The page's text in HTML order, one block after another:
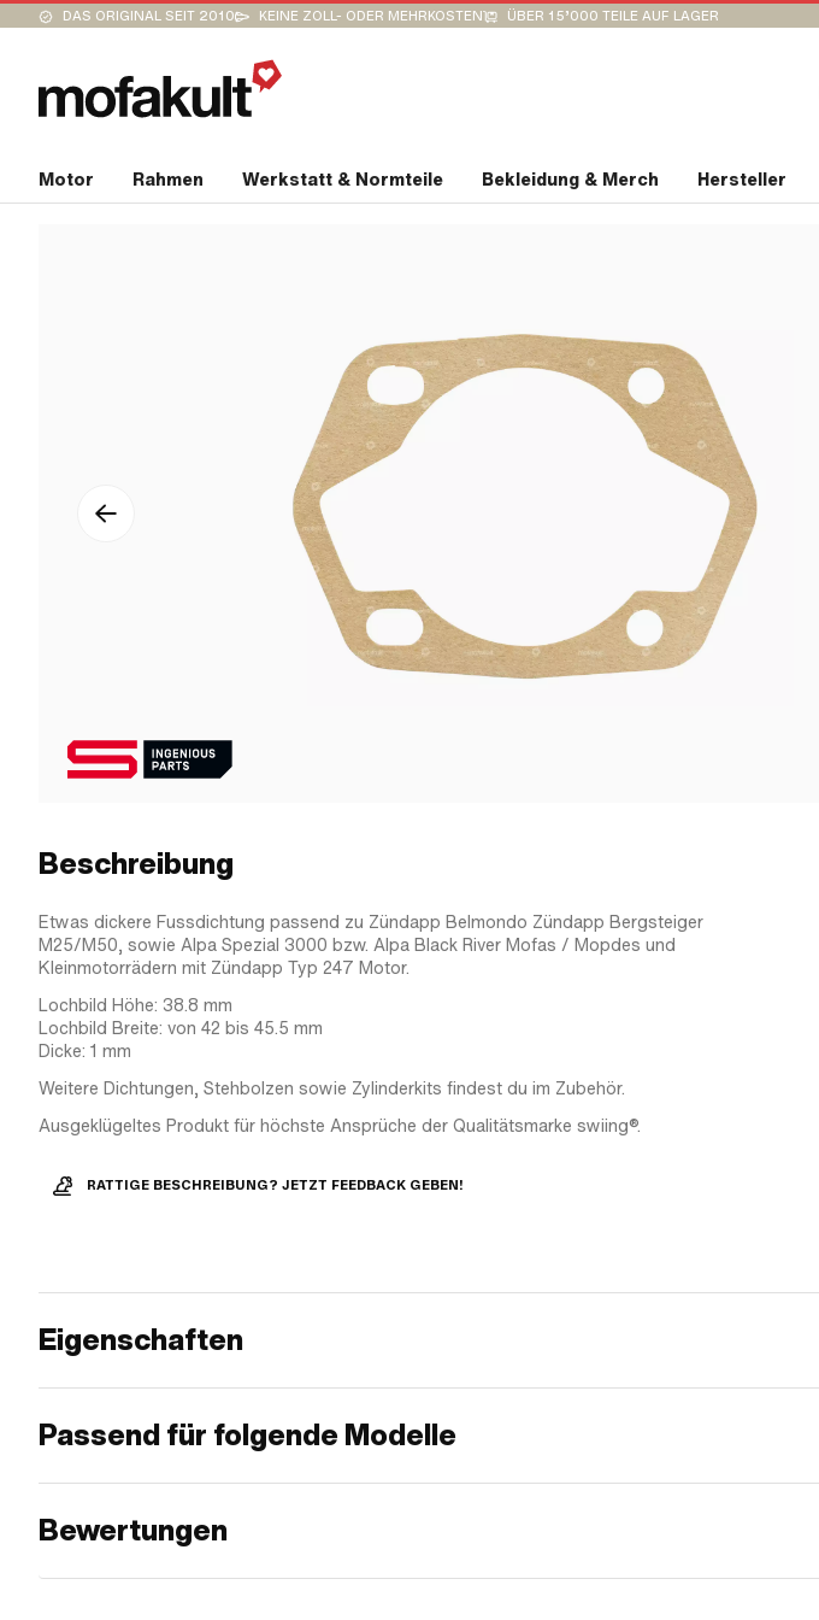
DAS ORIGINAL SEIT 2010 KEINE ZOLL- ODER MEHRKOSTEN ÜBER 15’000 TEILE AUF LAGER
Motor Rahmen Werkstatt & Normteile Bekleidung & Merch Hersteller
Beschreibung
Etwas dickere Fussdichtung passend zu Zündapp Belmondo Zündapp Bergsteiger
M25/M50, sowie Alpa Spezial 3000 bzw. Alpa Black River Mofas / Mopdes und
Kleinmotorrädern mit Zündapp Typ 247 Motor.
Lochbild Höhe: 38.8 mm
Lochbild Breite: von 42 bis 45.5 mm
Dicke: 1 mm
Weitere Dichtungen, Stehbolzen sowie Zylinderkits findest du im Zubehör.
Ausgeklügeltes Produkt für höchste Ansprüche der Qualitätsmarke swiing®.
RATTIGE BESCHREIBUNG? JETZT FEEDBACK GEBEN!
Eigenschaften
Passend für folgende Modelle
Bewertungen